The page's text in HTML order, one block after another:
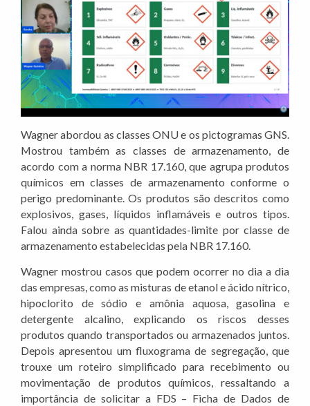
Wagner abordou as classes ONU e os pictogramas GNS.
Mostrou também as classes de armazenamento, de
acordo com a norma NBR 17.160, que agrupa produtos
químicos em classes de armazenamento conforme o
perigo predominante. Os produtos são descritos como
explosivos, gases, líquidos inflamáveis e outros tipos.
Falou ainda sobre as quantidades-limite por classe de
armazenamento estabelecidas pela NBR 17.160.
Wagner mostrou casos que podem ocorrer no dia a dia
das empresas, como as misturas de etanol e ácido nítrico,
hipoclorito de sódio e amônia aquosa, gasolina e
detergente alcalino, explicando os riscos desses
produtos quando transportados ou armazenados juntos.
Depois apresentou um fluxograma de segregação, que
trouxe um roteiro simplificado para recebimento ou
movimentação de produtos químicos, ressaltando a
importância de solicitar a FDS – Ficha de Dados de